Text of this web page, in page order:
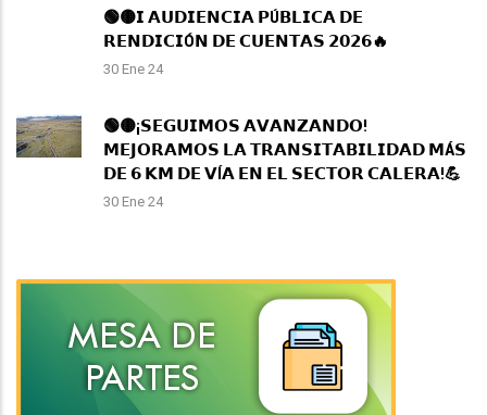
🟢🟡𝗜 𝗔𝗨𝗗𝗜𝗘𝗡𝗖𝗜𝗔 𝗣Ú𝗕𝗟𝗜𝗖𝗔 𝗗𝗘
𝗥𝗘𝗡𝗗𝗜𝗖𝗜Ó𝗡 𝗗𝗘 𝗖𝗨𝗘𝗡𝗧𝗔𝗦 𝟮𝟬𝟮𝟲🔥
30 Ene 24
🟢🟡¡𝗦𝗘𝗚𝗨𝗜𝗠𝗢𝗦 𝗔𝗩𝗔𝗡𝗭𝗔𝗡𝗗𝗢!
𝗠𝗘𝗝𝗢𝗥𝗔𝗠𝗢𝗦 𝗟𝗔 𝗧𝗥𝗔𝗡𝗦𝗜𝗧𝗔𝗕𝗜𝗟𝗜𝗗𝗔𝗗 𝗠Á𝗦
𝗗𝗘 𝟲 𝗞𝗠 𝗗𝗘 𝗩Í𝗔 𝗘𝗡 𝗘𝗟 𝗦𝗘𝗖𝗧𝗢𝗥 𝗖𝗔𝗟𝗘𝗥𝗔!💪
30 Ene 24